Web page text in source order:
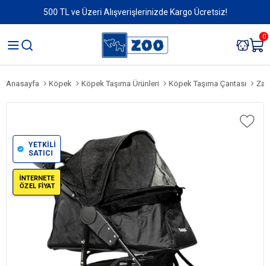
500 TL ve Üzeri Alışverişlerinizde Kargo Ücretsiz!
0
Anasayfa Köpek Köpek Taşıma Ürünleri Köpek Taşıma Çantası
YETKİLİ
SATICI
İNTERNETE
ÖZEL FİYAT